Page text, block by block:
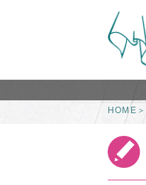
HOME ＞